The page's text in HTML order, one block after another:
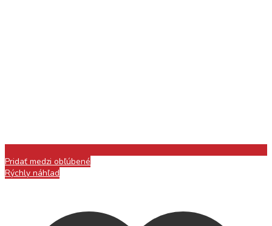
Pridať medzi obľúbené
Rýchly náhľad